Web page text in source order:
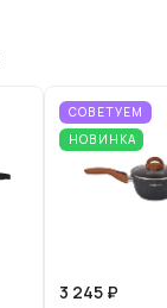
СОВЕТУЕМ
НОВИНКА
3 245 ₽